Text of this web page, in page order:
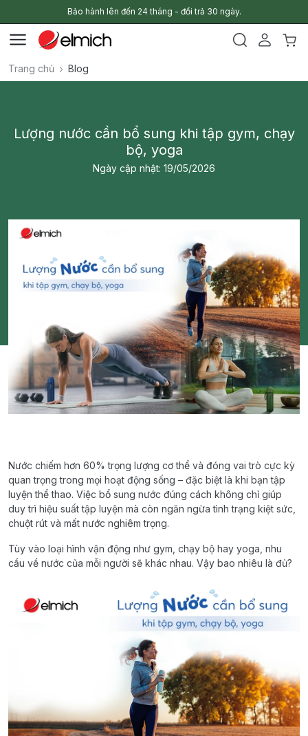
Bảo hành lên đến 24 tháng - đổi trả 30 ngày.
Trang chủ Blog
Lượng nước cần bổ sung khi tập gym, chạy
bộ, yoga
Ngày cập nhật: 19/05/2026
Nước chiếm hơn 60% trọng lượng cơ thể và đóng vai trò cực kỳ
quan trọng trong mọi hoạt động sống – đặc biệt là khi bạn tập
luyện thể thao. Việc bổ sung nước đúng cách không chỉ giúp
duy trì hiệu suất tập luyện mà còn ngăn ngừa tình trạng kiệt sức,
chuột rút và mất nước nghiêm trọng.
Tùy vào loại hình vận động như gym, chạy bộ hay yoga, nhu
cầu về nước của mỗi người sẽ khác nhau. Vậy bao nhiêu là đủ?